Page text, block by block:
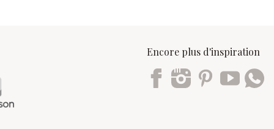
Encore plus d'inspiration